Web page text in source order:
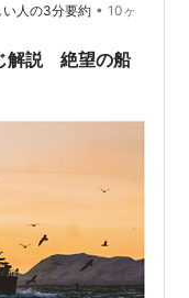
介するのは、小林
い人の3分要約 • 10ヶ
解説 絶望の船